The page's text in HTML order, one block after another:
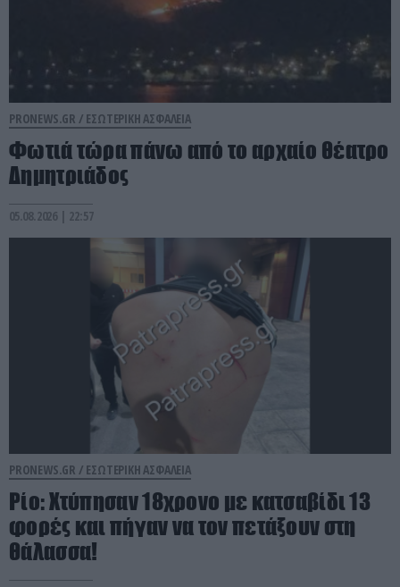
PRONEWS.GR / ΕΣΩΤΕΡΙΚΗ ΑΣΦΑΛΕΙΑ
Φωτιά τώρα πάνω από το αρχαίο θέατρο
Δημητριάδος
05.08.2026 | 22:57
PRONEWS.GR / ΕΣΩΤΕΡΙΚΗ ΑΣΦΑΛΕΙΑ
Ρίο: Χτύπησαν 18χρονο με κατσαβίδι 13
φορές και πήγαν να τον πετάξουν στη
θάλασσα!